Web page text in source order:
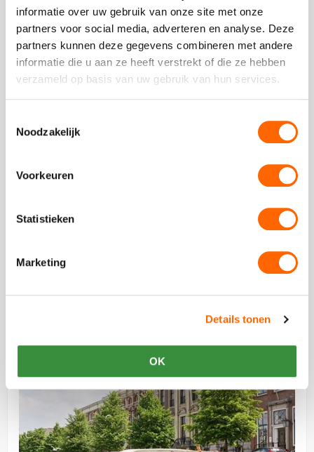
informatie over uw gebruik van onze site met onze
partners voor social media, adverteren en analyse. Deze
partners kunnen deze gegevens combineren met andere
informatie die u aan ze heeft verstrekt of die ze hebben
verzameld op basis van uw gebruik van hun services.
Noodzakelijk
Voorkeuren
Statistieken
Marketing
Details tonen
OK
beter te leren kennen. De dag start met een inspirerende
speeddate met collega's, waarna...
Bekijk
Floating
Floating Dinner
Dagprogramma
|